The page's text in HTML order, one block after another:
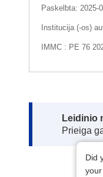
Paskelbta: 2025-
Institucija (-os)
IMMC : PE 76
Note:
Leidinio
Prieiga
Did